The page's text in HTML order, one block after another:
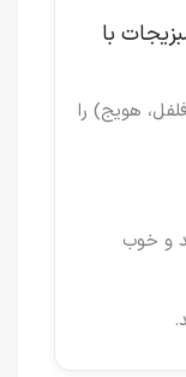
با
هویج) را
و خوب